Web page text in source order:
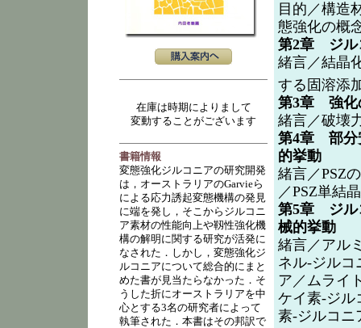
在庫は時期によりまして
変動することがございます
書籍情報
変態強化ジルコニアの研究開発
は，オーストラリアのGarvieら
による応力誘起変態機構の発見
に端を発し，そこからジルコニ
ア素材の性能向上や靱性強化機
構の解明に関する研究が活発に
なされた．しかし，変態強化ジ
ルコニアについて総合的にまと
めた書が見当たらなかった．そ
うした折にオーストラリアを中
心とする3名の研究者によって
執筆された．本書はその邦訳で
目的／構造
態強化の概
第2章 ジル
緒言／結晶
する固溶添
第3章 強化
緒言／破壊
第4章 部分
的挙動
緒言／PSZ
／PSZ単結
第5章 ジル
械的挙動
緒言／アル
ネル-ジルコ
ア／ムライ
ケイ素-ジル
素-ジルコニ